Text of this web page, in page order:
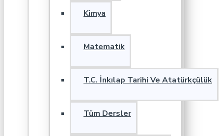
Kimya
Matematik
T.C. İnkılap Tarihi Ve Atatürkçülük
Tüm Dersler